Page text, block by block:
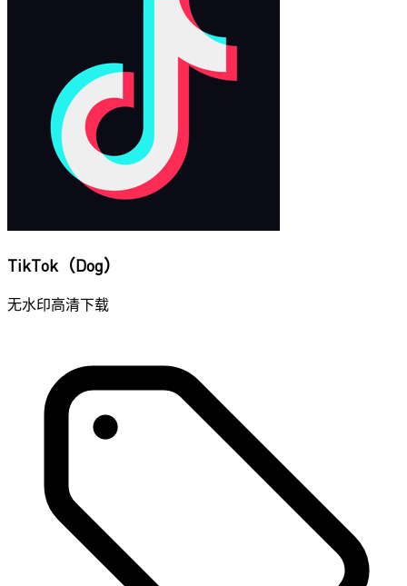
TikTok（Dog）
无水印高清下载